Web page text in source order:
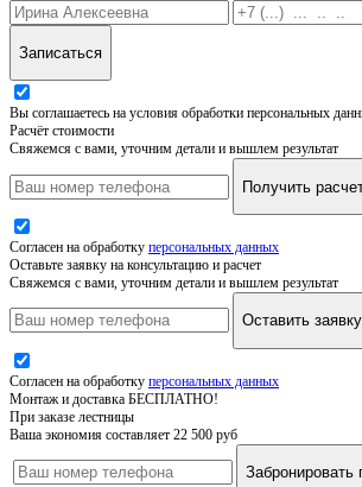
Записаться
Вы соглашаетесь на условия обработки персональных
Расчёт стоимости
Свяжемся с вами, уточним детали и вышлем результат
Получить
Согласен на обработку персональных данных
Оставьте заявку на консультацию и расчет
Свяжемся с вами, уточним детали и вышлем результат
Оставить заявку
Согласен на обработку персональных данных
Монтаж и доставка БЕСПЛАТНО!
При заказе лестницы
Ваша экономия составляет 22 500 руб
Забронировать